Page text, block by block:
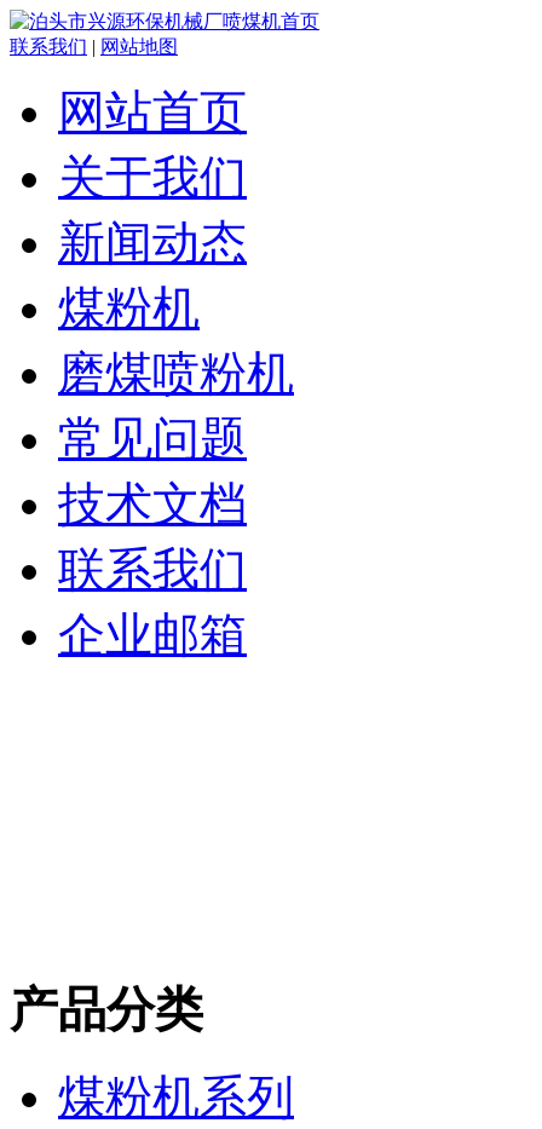
联系我们 | 网站地图
网站首页
关于我们
新闻动态
煤粉机
磨煤喷粉机
常见问题
技术文档
联系我们
企业邮箱
产品分类
煤粉机系列